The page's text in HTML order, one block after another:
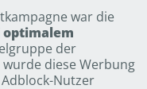
war die
der
diese Werbung
Nutzer